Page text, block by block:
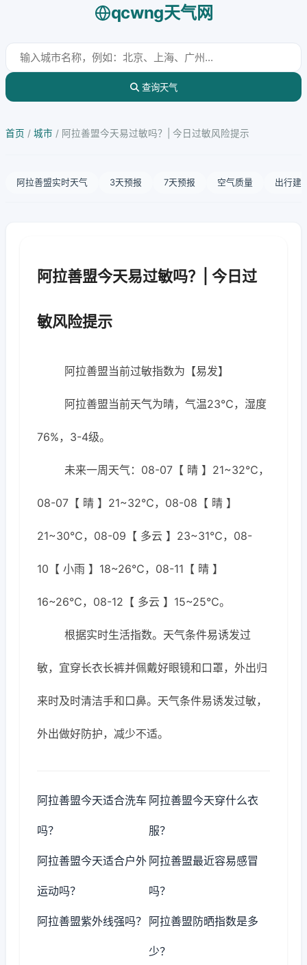
qcwng天气网
查询天气
首页 / 城市 / 阿拉善盟今天易过敏吗？| 今日过敏风险提示
阿拉善盟实时天气 3天预报 7天预报 空气质量 出行建
阿拉善盟今天易过敏吗？| 今日过
敏风险提示
阿拉善盟当前过敏指数为【易发】
阿拉善盟当前天气为晴，气温23℃，湿度
76%，3-4级。
未来一周天气：08-07【 晴 】21~32℃，
08-07【 晴 】21~32℃，08-08【 晴 】
21~30℃，08-09【 多云 】23~31℃，08-
10【 小雨 】18~26℃，08-11【 晴 】
16~26℃，08-12【 多云 】15~25℃。
根据实时生活指数。天气条件易诱发过
敏，宜穿长衣长裤并佩戴好眼镜和口罩，外出归
来时及时清洁手和口鼻。天气条件易诱发过敏，
外出做好防护，减少不适。
阿拉善盟今天适合洗车
吗？
阿拉善盟今天穿什么衣
服？
阿拉善盟今天适合户外
运动吗？
阿拉善盟最近容易感冒
吗？
阿拉善盟紫外线强吗？ 阿拉善盟防晒指数是多
少？